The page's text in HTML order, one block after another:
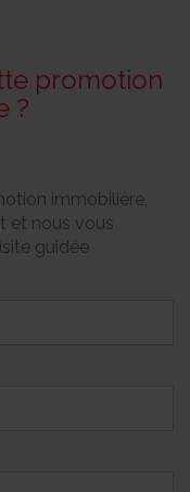
promotion
?
immobilière,
et nous vous
guidée